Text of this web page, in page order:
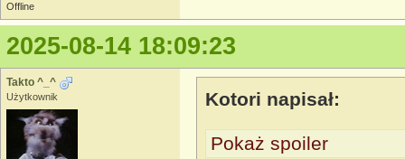
Offline
2025-08-14 18:09:23
Takto ^_^
Użytkownik Kotori napisał:
Pokaż spoiler